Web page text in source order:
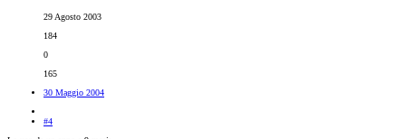
29 Agosto 2003
184
0
165
30 Maggio 2004
#4